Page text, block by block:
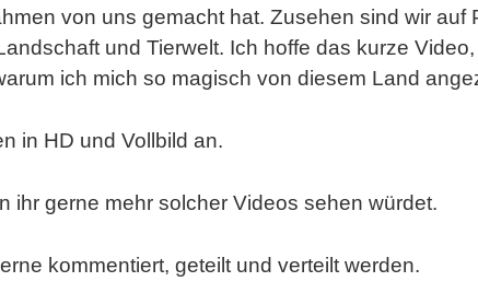
von uns gemacht hat. Zusehen sind wir auf
und Tierwelt. Ich hoffe das kurze
ich mich so magisch von diesem Land
in HD und Vollbild an.
ihr gerne mehr solcher Videos sehen würdet.
kommentiert, geteilt und verteilt werden.